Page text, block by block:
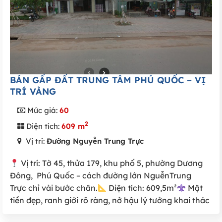
BÁN GẤP ĐẤT TRUNG TÂM PHÚ QUỐC – VỊ
TRÍ VÀNG
Mức giá: 60
Diện tích: 609 m2
Vị trí: Đường Nguyễn Trung Trực
Vị trí: Tờ 45, thửa 179, khu phố 5, phường Dương
Đông, Phú Quốc – cách đường lớn NguễnTrung
Trực chỉ vài bước chân.
Diện tích: 609,5m²
Mặt
tiền đẹp, ranh giới rõ ràng, nở hậu lý tưởng khai thác